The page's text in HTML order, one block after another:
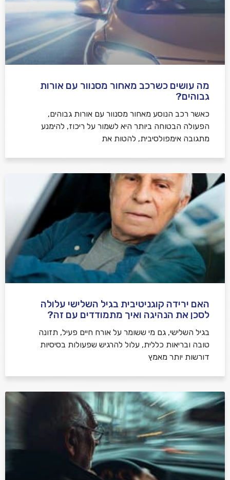
מה עושים כשרכב מאחור מסנוור עם אורות
גבוהים?
כאשר רכב הנוסע מאחור מסנוור עם אורות גבוהים,
הפעולה הבטוחה ביותר היא לשמור על ריכוז, להימנע
מתגובה אימפולסיבית, להטות את
האם ירידה קוגניטיבית בגיל השלישי עלולה
לסכן את הנהיגה ואיך מתמודדים עם זה?
בגיל השלישי, גם מי ששומר על אורח חיים פעיל, תזונה
טובה ובריאות כללית, עלול להרגיש שפעולות בסיסיות
דורשות יותר מאמץ